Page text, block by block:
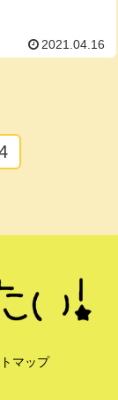
2021.04.16
マップ